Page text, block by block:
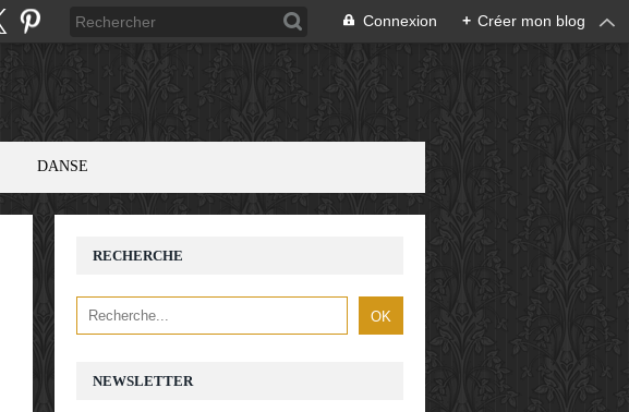
Connexion + Créer mon blog
DANSE
NEWSLETTER
RECHERCHE